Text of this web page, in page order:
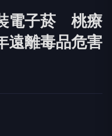
電子菸 桃療
遠離毒品危害